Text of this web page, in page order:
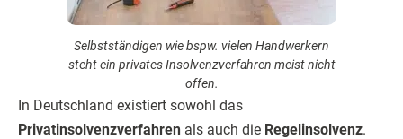
Selbstständigen wie bspw. vielen Handwerkern
steht ein privates Insolvenzverfahren meist nicht
offen.
In Deutschland existiert sowohl das
Privatinsolvenzverfahren als auch die Regelinsolvenz.